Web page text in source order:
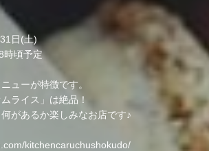
日(土)
時頃予定
ューが特徴です。
ライス」は絶品！
があるか楽しみなお店です♪
kitchencaruchushokudo/